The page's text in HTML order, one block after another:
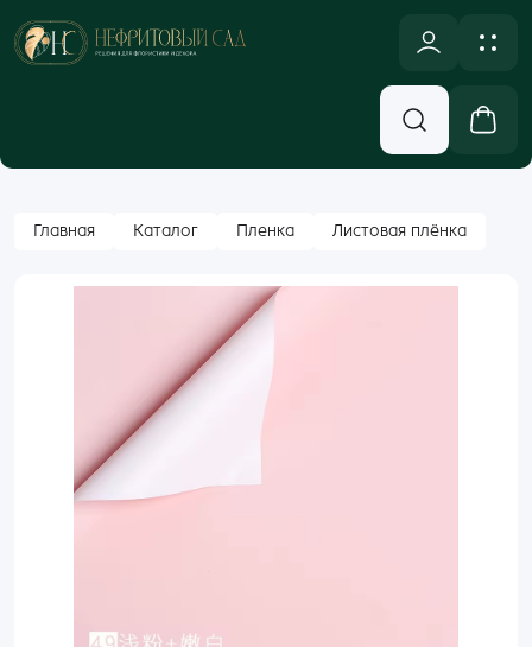
Кашпо и Коробки
Корзины
Новинки
Главная Каталог Пленка Листовая плёнка
Пароль
Забыли пароль?